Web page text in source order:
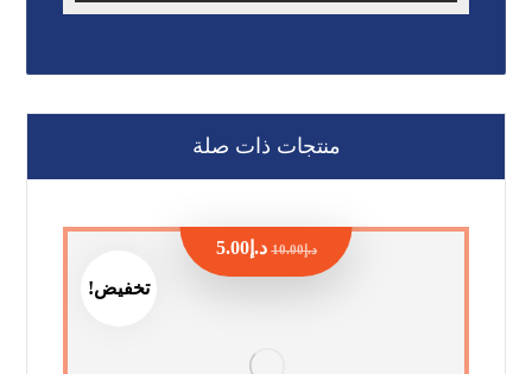
منتجات ذات صلة
تخفيض!
د.إ10.00 د.إ5.00